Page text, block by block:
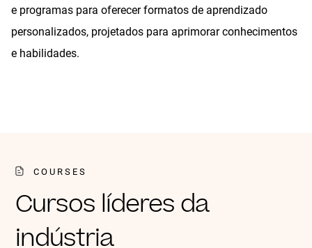
e programas para oferecer formatos de aprendizado
personalizados, projetados para aprimorar conhecimentos
e habilidades.
COURSES
Cursos líderes da
indústria